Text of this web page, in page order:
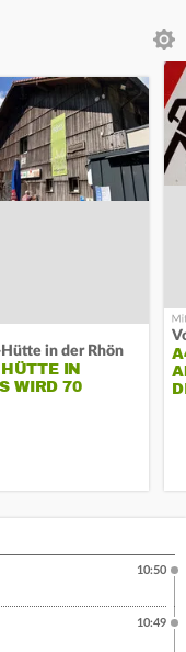
in der Rhön
IN
WIRD 70
10:50
10:49